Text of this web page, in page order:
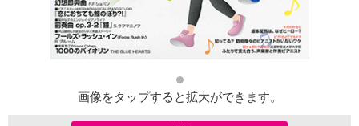
画像をタップすると拡大ができます。